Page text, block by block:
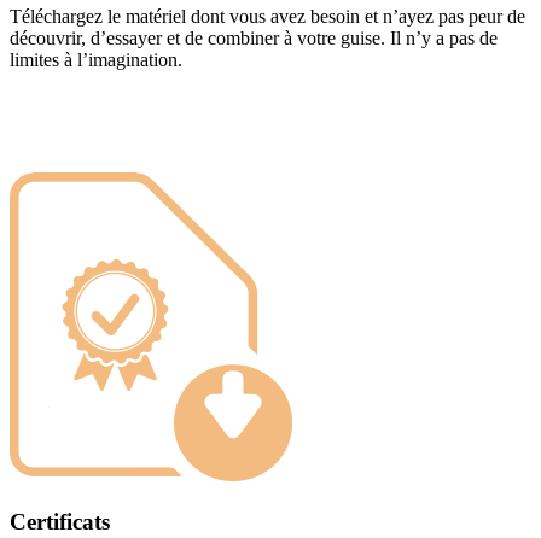
Téléchargez le matériel dont vous avez besoin et n’ayez pas peur de
découvrir, d’essayer et de combiner à votre guise. Il n’y a pas de
limites à l’imagination.
Certificats